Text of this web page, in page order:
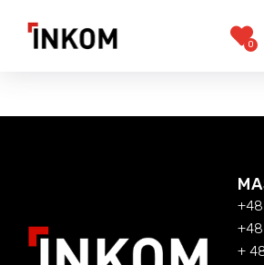
0
+48
+